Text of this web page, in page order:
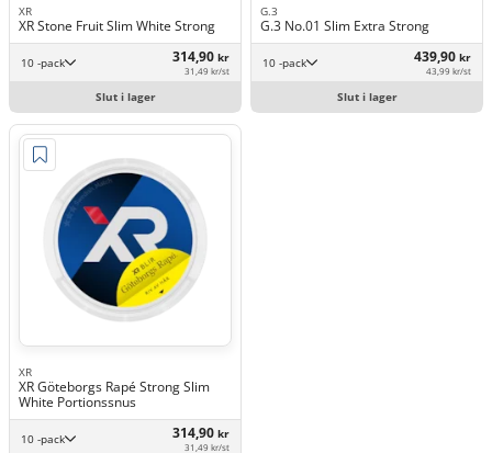
XR
XR Stone Fruit Slim White Strong
10 -pack 314,90 kr
31,49 kr/st
Slut i lager
G.3
G.3 No.01 Slim Extra Strong
10 -pack 439,90 kr
43,99 kr/st
Slut i lager
XR
XR Göteborgs Rapé Strong Slim
White Portionssnus
10 -pack 314,90 kr
31,49 kr/st